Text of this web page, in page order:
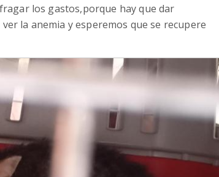
los gastos,porque hay que dar
la anemia y esperemos que se recupere